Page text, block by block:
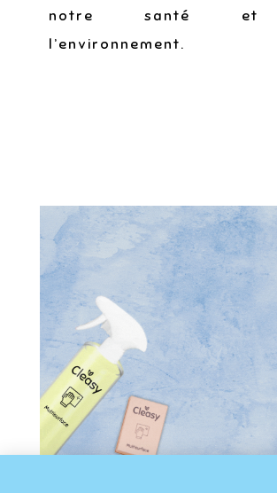
notre santé et
l’environnement.